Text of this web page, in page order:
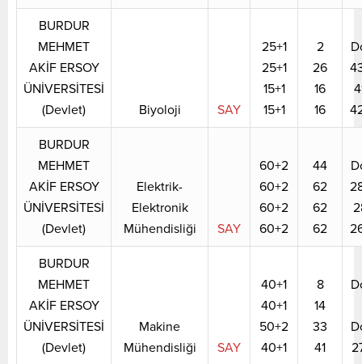
BURDUR
MEHMET
AKİF ERSOY
ÜNİVERSİTESİ
(Devlet)
Biyoloji SAY
25+1
25+1
15+1
15+1
2
26
16
16
BURDUR
MEHMET
AKİF ERSOY
ÜNİVERSİTESİ
(Devlet)
Elektrik-
Elektronik
Mühendisliği
SAY
60+2
60+2
60+2
60+2
44
62
62
62
BURDUR
MEHMET
AKİF ERSOY
ÜNİVERSİTESİ
(Devlet)
Makine
Mühendisliği
SAY
40+1
40+1
50+2
40+1
8
14
33
41